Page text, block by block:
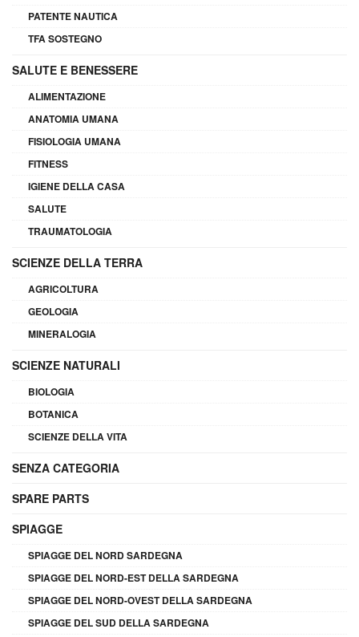
PATENTE NAUTICA
TFA SOSTEGNO
SALUTE E BENESSERE
ALIMENTAZIONE
ANATOMIA UMANA
FISIOLOGIA UMANA
FITNESS
IGIENE DELLA CASA
SALUTE
TRAUMATOLOGIA
SCIENZE DELLA TERRA
AGRICOLTURA
GEOLOGIA
MINERALOGIA
SCIENZE NATURALI
BIOLOGIA
BOTANICA
SCIENZE DELLA VITA
SENZA CATEGORIA
SPARE PARTS
SPIAGGE
SPIAGGE DEL NORD SARDEGNA
SPIAGGE DEL NORD-EST DELLA SARDEGNA
SPIAGGE DEL NORD-OVEST DELLA SARDEGNA
SPIAGGE DEL SUD DELLA SARDEGNA